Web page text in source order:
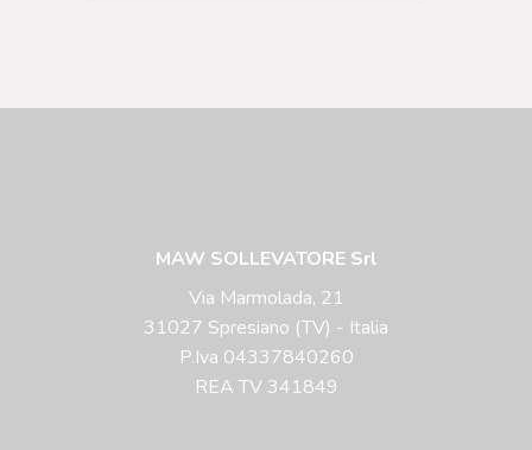
MAW SOLLEVATORE Srl
Via Marmolada, 21
31027 Spresiano (TV) - Italia
P.Iva 04337840260
REA TV 341849